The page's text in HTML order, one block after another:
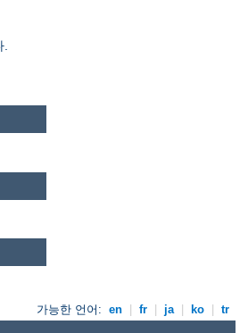
가능한 언어: en fr ja ko tr